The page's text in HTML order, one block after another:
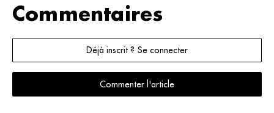
Commentaires
Déjà inscrit ? Se connecter
Commenter l'article